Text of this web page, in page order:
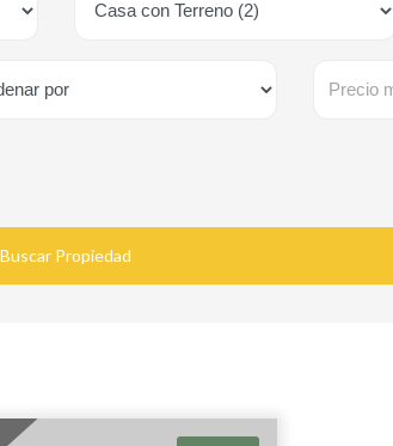
Buscar Propiedad